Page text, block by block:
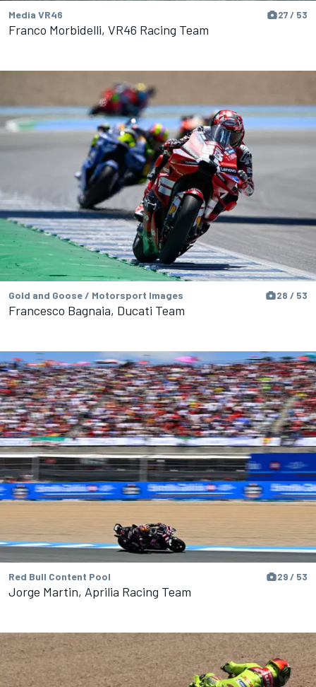
Media VR46 27 / 53
Franco Morbidelli, VR46 Racing Team
Gold and Goose / Motorsport Images 28 / 53
Francesco Bagnaia, Ducati Team
Red Bull Content Pool 29 / 53
Jorge Martin, Aprilia Racing Team